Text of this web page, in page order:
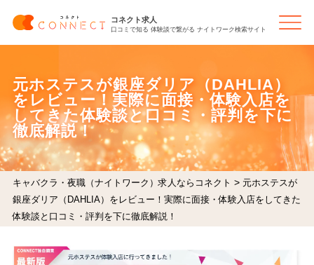
コネクト求人
口コミで知る 体験談で繋がる ナイトワーク検索サイト
元ホステスが銀座ダリア（DAHLIA）
をレビュー！実際に面接・体験入店を
してきた体験談と口コミ・評判を下に
徹底解説！
キャバクラ・夜職（ナイトワーク）求人ならコネクト > 元ホステスが
銀座ダリア（DAHLIA）をレビュー！実際に面接・体験入店をしてきた
体験談と口コミ・評判を下に徹底解説！